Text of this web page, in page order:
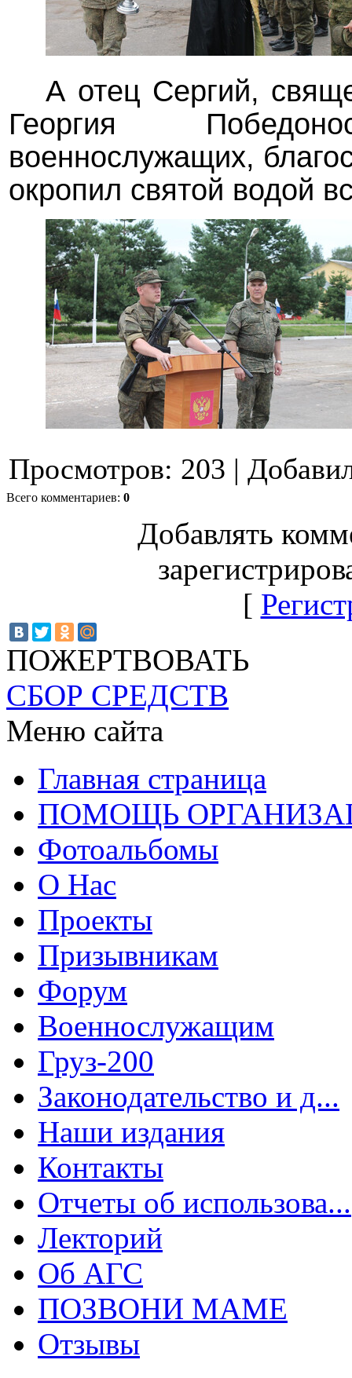
А отец Сергий,
Георгия
военнослужащих,
окропил святой водой
Просмотров: 203 |
Всего комментариев: 0
Добавлять
[
ПОЖЕРТВОВАТЬ
СБОР СРЕДСТВ
Меню сайта
Главная страница
ПОМОЩЬ
Фотоальбомы
О Нас
Проекты
Призывникам
Форум
Военнослужащим
Груз-200
Законодательство и д...
Наши издания
Контакты
Отчеты об использова...
Лекторий
Об АГС
ПОЗВОНИ МАМЕ
Отзывы